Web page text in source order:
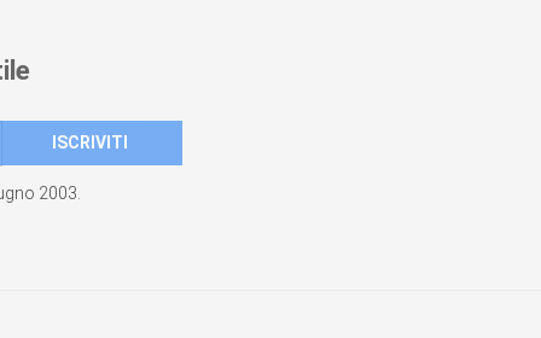
2003.